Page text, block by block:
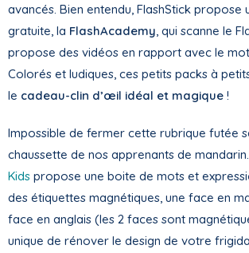
avancés. Bien entendu, FlashStick propose
gratuite, la FlashAcademy , qui scanne le
propose des vidéos en rapport avec le
Colorés et ludiques, ces petits packs à
le cadeau-clin d’œil idéal et magique !
Impossible de fermer cette rubrique futée
chaussette de nos apprenants de mandarin.
Kids propose une boite de mots et
des étiquettes magnétiques, une face en
face en anglais (les 2 faces sont
unique de rénover le design de votre